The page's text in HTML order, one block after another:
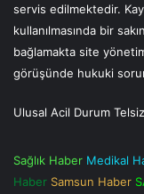
servis edilmektedir.
kullanılmasında bir
bağlamakta site
görüşünde hukuki
Ulusal Acil Durum
Sağlık Haber Medikal
Haber Samsun Haber